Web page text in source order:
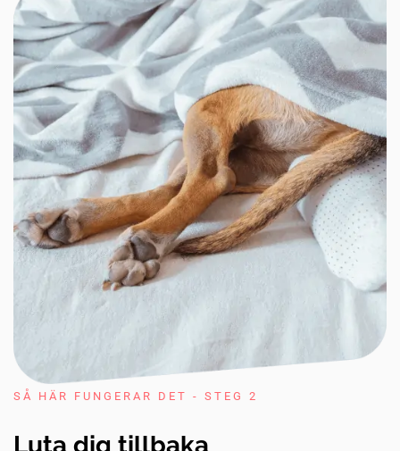
SÅ HÄR FUNGERAR DET - STEG 2
Luta dig tillbaka